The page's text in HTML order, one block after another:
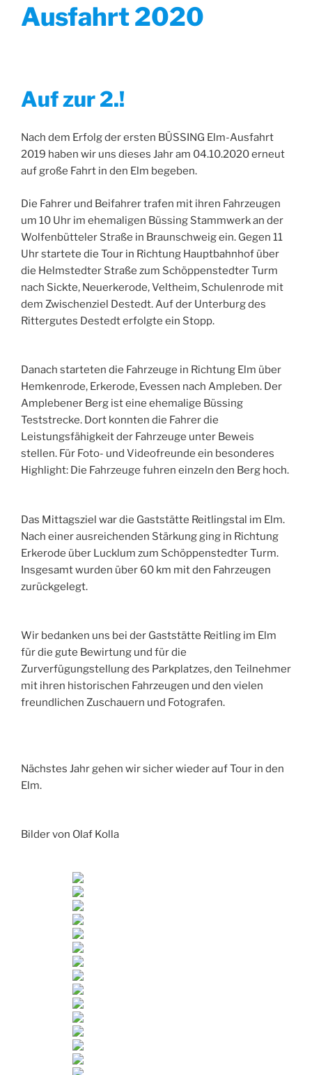
Ausfahrt 2020
Auf zur 2.!
Nach dem Erfolg der ersten BÜSSING Elm-Ausfahrt
2019 haben wir uns dieses Jahr am 04.10.2020 erneut
auf große Fahrt in den Elm begeben.
Die Fahrer und Beifahrer trafen mit ihren Fahrzeugen
um 10 Uhr im ehemaligen Büssing Stammwerk an der
Wolfenbütteler Straße in Braunschweig ein. Gegen 11
Uhr startete die Tour in Richtung Hauptbahnhof über
die Helmstedter Straße zum Schöppenstedter Turm
nach Sickte, Neuerkerode, Veltheim, Schulenrode mit
dem Zwischenziel Destedt. Auf der Unterburg des
Rittergutes Destedt erfolgte ein Stopp.
Danach starteten die Fahrzeuge in Richtung Elm über
Hemkenrode, Erkerode, Evessen nach Ampleben. Der
Amplebener Berg ist eine ehemalige Büssing
Teststrecke. Dort konnten die Fahrer die
Leistungsfähigkeit der Fahrzeuge unter Beweis
stellen. Für Foto- und Videofreunde ein besonderes
Highlight: Die Fahrzeuge fuhren einzeln den Berg hoch.
Das Mittagsziel war die Gaststätte Reitlingstal im Elm.
Nach einer ausreichenden Stärkung ging in Richtung
Erkerode über Lucklum zum Schöppenstedter Turm.
Insgesamt wurden über 60 km mit den Fahrzeugen
zurückgelegt.
Wir bedanken uns bei der Gaststätte Reitling im Elm
für die gute Bewirtung und für die
Zurverfügungstellung des Parkplatzes, den Teilnehmer
mit ihren historischen Fahrzeugen und den vielen
freundlichen Zuschauern und Fotografen.
Nächstes Jahr gehen wir sicher wieder auf Tour in den
Elm.
Bilder von Olaf Kolla